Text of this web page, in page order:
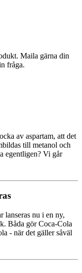
Maila gärna din
fråga.
av aspartam, att det
till metanol och
egentligen? Vi går
lanseras nu i en ny,
Båda gör Coca‑Cola
- när det gäller såväl